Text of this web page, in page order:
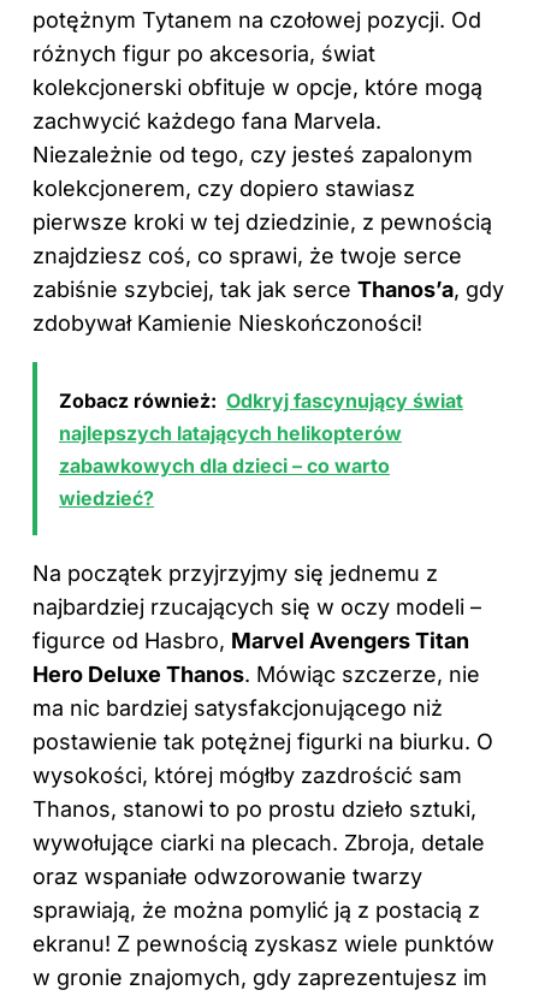
potężnym Tytanem na czołowej pozycji. Od
różnych figur po akcesoria, świat
kolekcjonerski obfituje w opcje, które mogą
zachwycić każdego fana Marvela.
Niezależnie od tego, czy jesteś zapalonym
kolekcjonerem, czy dopiero stawiasz
pierwsze kroki w tej dziedzinie, z pewnością
znajdziesz coś, co sprawi, że twoje serce
zabiśnie szybciej, tak jak serce Thanos’a, gdy
zdobywał Kamienie Nieskończoności!
Zobacz również: Odkryj fascynujący świat
najlepszych latających helikopterów
zabawkowych dla dzieci – co warto
wiedzieć?
Na początek przyjrzyjmy się jednemu z
najbardziej rzucających się w oczy modeli –
figurce od Hasbro, Marvel Avengers Titan
Hero Deluxe Thanos. Mówiąc szczerze, nie
ma nic bardziej satysfakcjonującego niż
postawienie tak potężnej figurki na biurku. O
wysokości, której mógłby zazdrościć sam
Thanos, stanowi to po prostu dzieło sztuki,
wywołujące ciarki na plecach. Zbroja, detale
oraz wspaniałe odwzorowanie twarzy
sprawiają, że można pomylić ją z postacią z
ekranu! Z pewnością zyskasz wiele punktów
w gronie znajomych, gdy zaprezentujesz im